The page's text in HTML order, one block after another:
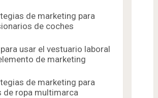
de marketing para
de coches
usar el vestuario laboral
de marketing
de marketing para
de ropa multimarca